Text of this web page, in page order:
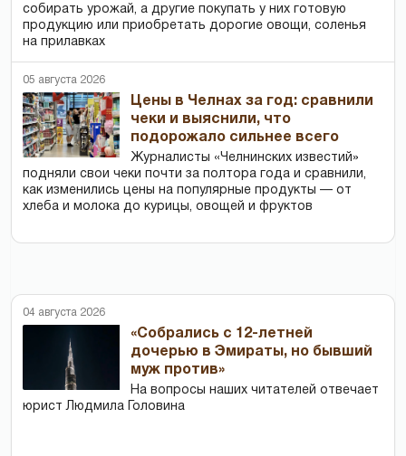
собирать урожай, а другие покупать у них готовую
продукцию или приобретать дорогие овощи, соленья
на прилавках
05 августа 2026
Цены в Челнах за год: сравнили
чеки и выяснили, что
подорожало сильнее всего
Журналисты «Челнинских известий»
подняли свои чеки почти за полтора года и сравнили,
как изменились цены на популярные продукты — от
хлеба и молока до курицы, овощей и фруктов
04 августа 2026
«Собрались с 12-летней
дочерью в Эмираты, но бывший
муж против»
На вопросы наших читателей отвечает
юрист Людмила Головина